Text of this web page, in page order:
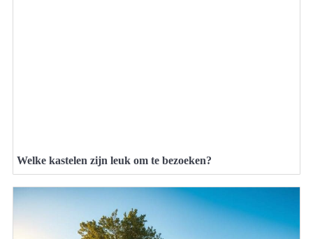
Welke kastelen zijn leuk om te bezoeken?